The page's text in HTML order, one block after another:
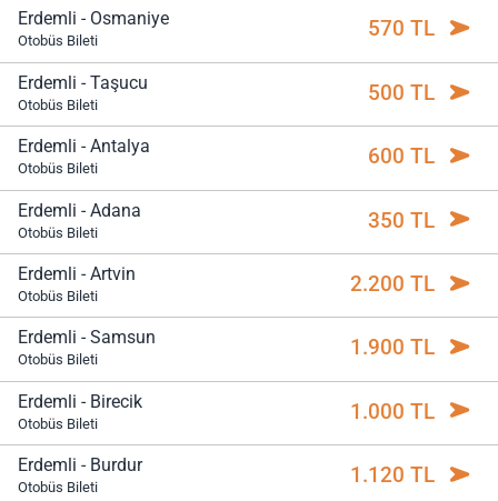
Erdemli - Osmaniye
Otobüs Bileti 570 TL
Erdemli - Taşucu
Otobüs Bileti 500 TL
Erdemli - Antalya
Otobüs Bileti 600 TL
Erdemli - Adana
Otobüs Bileti 350 TL
Erdemli - Artvin
Otobüs Bileti 2.200 TL
Erdemli - Samsun
Otobüs Bileti 1.900 TL
Erdemli - Birecik
Otobüs Bileti 1.000 TL
Erdemli - Burdur
Otobüs Bileti 1.120 TL